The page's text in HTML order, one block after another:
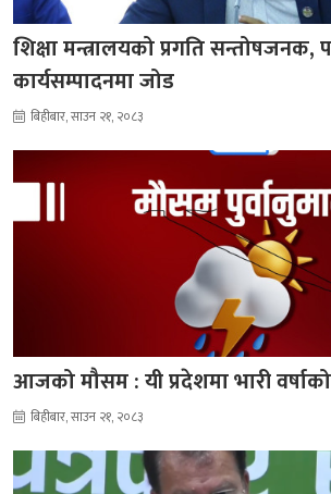
शिक्षा मन्त्रालयको प्रगति सन्तोषजनक,
कार्यसम्पादनमा जोड
बिहीबार, साउन २१, २०८३
आजको मौसम : यी प्रदेशमा भारी
बिहीबार, साउन २१, २०८३